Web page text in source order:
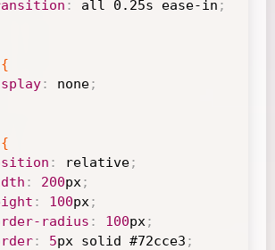
: all 0.25s ease-in ;
{
: none;
{
: relative;
: 200px;
: 100px;
radius : 100px;
: 5px solid #72cce3 ;